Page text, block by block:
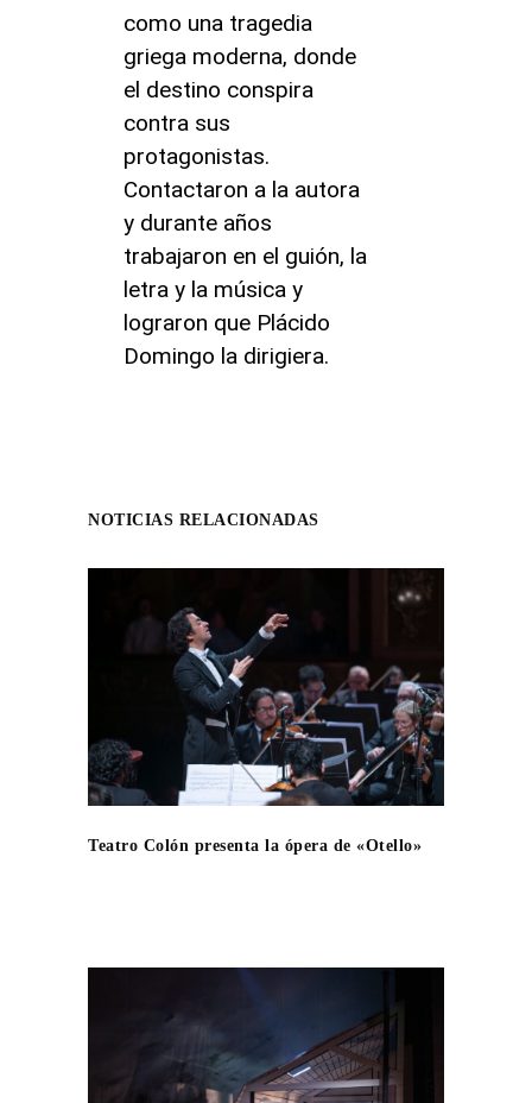
como una tragedia
griega moderna, donde
el destino conspira
contra sus
protagonistas.
Contactaron a la autora
y durante años
trabajaron en el guión, la
letra y la música y
lograron que Plácido
Domingo la dirigiera.
NOTICIAS RELACIONADAS
Teatro Colón presenta la ópera de «Otello»